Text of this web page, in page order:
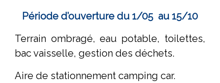
Période d’ouverture du 1/05 au 15/10
Terrain ombragé, eau potable, toilettes,
bac vaisselle, gestion des déchets.
Aire de stationnement camping car.